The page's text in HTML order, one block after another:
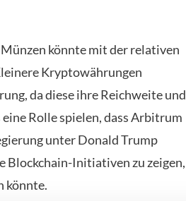
könnte mit der relativen
Kryptowährungen
da diese ihre Reichweite und
Rolle spielen, dass Arbitrum
unter Donald Trump
Blockchain-Initiativen zu zeigen,
könnte.